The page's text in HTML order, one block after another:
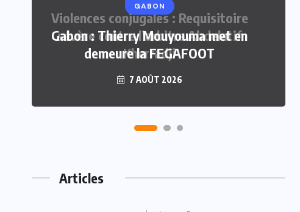
GABON
Gabon : Thierry Mouyouma met en
demeure la FEGAFOOT
7 AOÛT 2026
Violences conjugales : Requisitoire
sévère contre l’arbitre Abdelatif
Kherradji
7 AOÛT 2026
Articles